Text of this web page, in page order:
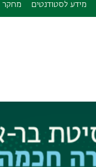
מידע לסטודנטים מחקר